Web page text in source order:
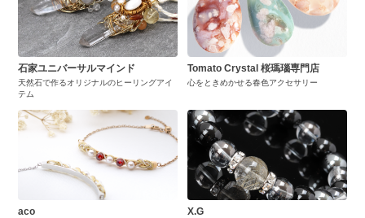
石家ユニバーサルマインド
天然石で作るオリジナルのヒーリングアイ
テム
Tomato Crystal 桜瑪瑙専門店
心をときめかせる春色アクセサリー
aco X.G